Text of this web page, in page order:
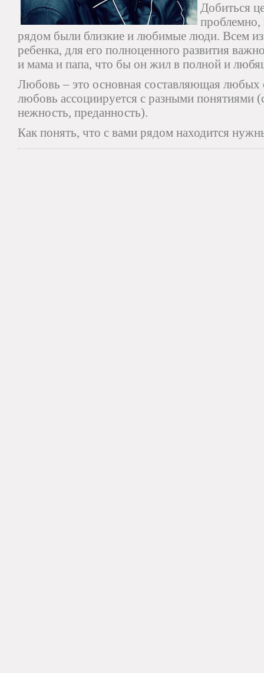
Добиться
рядом были близкие и любимые люди. Всем
ребенка, для его полноценного развития
и мама и папа, что бы он жил в полной и
Любовь – это основная составляющая
любовь ассоциируется с разными понятиями
нежность, преданность).
Как понять, что с вами рядом находится